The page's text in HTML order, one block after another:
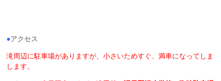
●アクセス
滝周辺に駐車場がありますが、小さいためすぐ、満車になってしま
します。